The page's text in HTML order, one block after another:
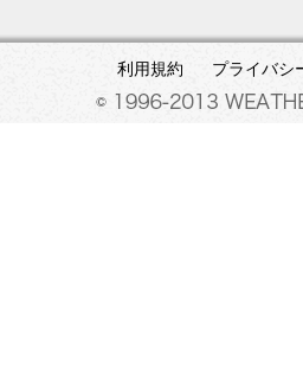
利用規約 プライバシ